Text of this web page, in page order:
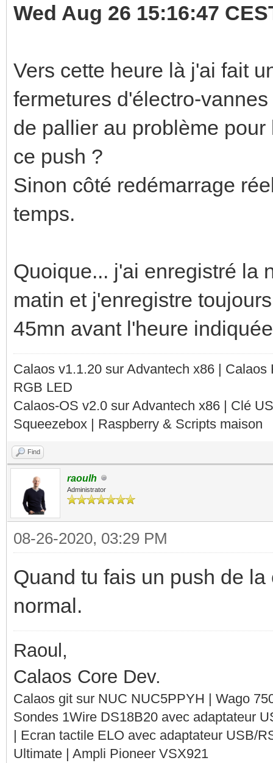
Wed Aug 26 15:16:47
Vers cette heure là j'ai fait
fermetures d'électro-
de pallier au problème
ce push ?
Sinon côté redémarrage
temps.
Quoique... j'ai enregistré la
matin et j'enregistre
45mn avant l'heure
Calaos v1.1.20 sur Advantech x86 |
RGB LED
Calaos-OS v2.0 sur Advantech x86 | Clé
Squeezebox | Raspberry & Scripts maison
Find
raoulh
Administrator
08-26-2020, 03:29 PM
Quand tu fais un push de
normal.
Raoul,
Calaos Core Dev.
Calaos git sur NUC NUC5PPYH | Wago
Sondes 1Wire DS18B20 avec adaptateur
| Ecran tactile ELO avec adaptateur USB/
Ultimate | Ampli Pioneer VSX921